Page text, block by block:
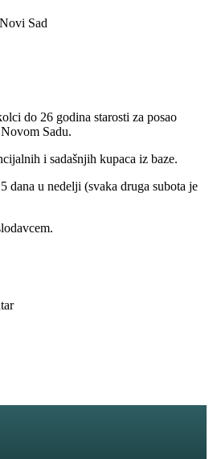
Sad
do 26 godina starosti za posao
Sadu.
i sadašnjih kupaca iz baze.
dana u nedelji (svaka druga subota je